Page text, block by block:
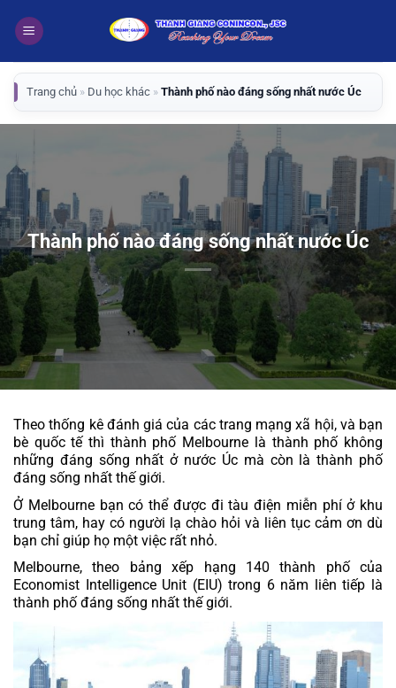
qua
dung
Trang chủ » Du học khác » Thành phố nào đáng sống nhất nước Úc
Thành phố nào đáng sống nhất nước Úc
Theo thống kê đánh giá của các trang mạng xã hội, và bạn
bè quốc tế thì thành phố Melbourne là thành phố không
những đáng sống nhất ở nước Úc mà còn là thành phố
đáng sống nhất thế giới.
Ở Melbourne bạn có thể được đi tàu điện miễn phí ở khu
trung tâm, hay có người lạ chào hỏi và liên tục cảm ơn dù
bạn chỉ giúp họ một việc rất nhỏ.
Melbourne, theo bảng xếp hạng 140 thành phố của
Economist Intelligence Unit (EIU) trong 6 năm liên tiếp là
thành phố đáng sống nhất thế giới.